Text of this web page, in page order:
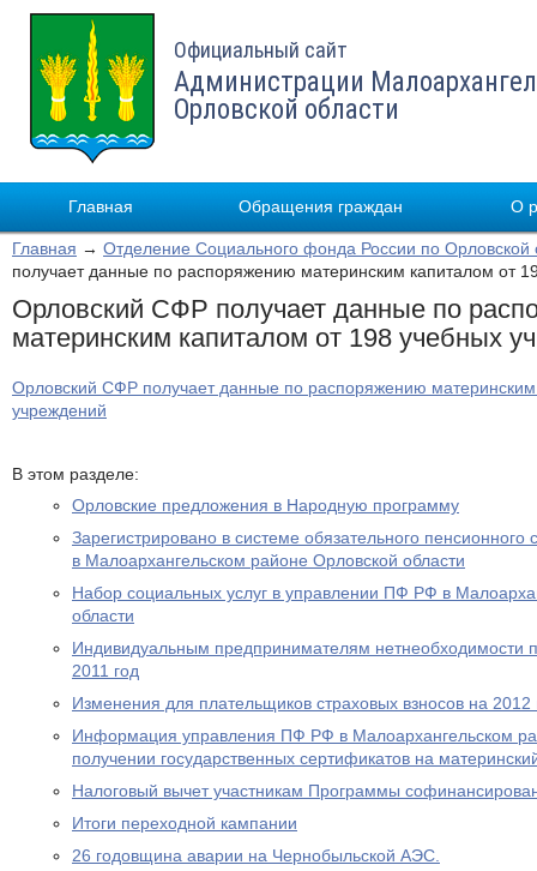
Официальный сайт
Администрации
Орловской области
Главная Обращения граждан О
Главная → Отделение Социального фонда России по Орловской
получает данные по распоряжению материнским капиталом от
Орловский СФР получает данные по
материнским капиталом от 198 учебных
Орловский СФР получает данные по распоряжению
учреждений
В этом разделе:
Орловские предложения в Народную программу
Зарегистрировано в системе обязательного
в Малоархангельском районе Орловской области
Набор социальных услуг в управлении ПФ РФ в
области
Индивидуальным предпринимателям нетнеобходимости
2011 год
Изменения для плательщиков страховых взносов на 2012
Информация управления ПФ РФ в Малоархангельском
получении государственных сертификатов на
Налоговый вычет участникам Программы
Итоги переходной кампании
26 годовщина аварии на Чернобыльской АЭС.